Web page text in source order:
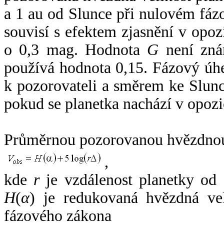
a 1 au od Slunce při nulovém
souvisí s efektem zjasnění v
o 0,3 mag. Hodnota G není
používá hodnota 0,15. Fázový
k pozorovateli a směrem ke
pokud se planetka nachází v
Průměrnou pozorovanou
,
kde rje vzdálenost planetky od
H(α) je redukovaná hvězdná
fázového zákona